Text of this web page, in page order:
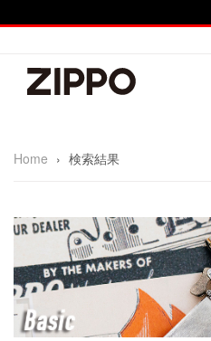
Home › 検索結果